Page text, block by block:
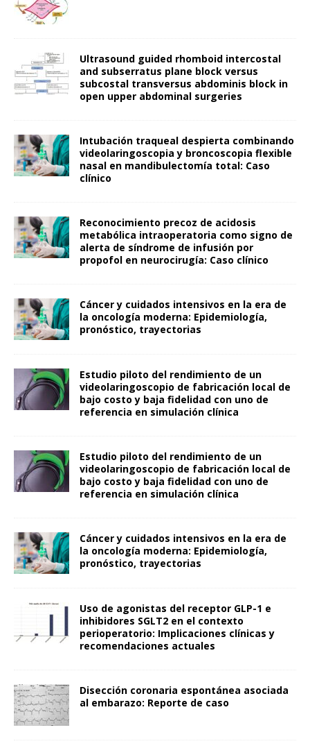
Ultrasound guided rhomboid intercostal
and subserratus plane block versus
subcostal transversus abdominis block in
open upper abdominal surgeries
Intubación traqueal despierta combinando
videolaringoscopia y broncoscopia flexible
nasal en mandibulectomía total: Caso
clínico
Reconocimiento precoz de acidosis
metabólica intraoperatoria como signo de
alerta de síndrome de infusión por
propofol en neurocirugía: Caso clínico
Cáncer y cuidados intensivos en la era de
la oncología moderna: Epidemiología,
pronóstico, trayectorias
Estudio piloto del rendimiento de un
videolaringoscopio de fabricación local de
bajo costo y baja fidelidad con uno de
referencia en simulación clínica
Estudio piloto del rendimiento de un
videolaringoscopio de fabricación local de
bajo costo y baja fidelidad con uno de
referencia en simulación clínica
Cáncer y cuidados intensivos en la era de
la oncología moderna: Epidemiología,
pronóstico, trayectorias
Uso de agonistas del receptor GLP-1 e
inhibidores SGLT2 en el contexto
perioperatorio: Implicaciones clínicas y
recomendaciones actuales
Disección coronaria espontánea asociada
al embarazo: Reporte de caso